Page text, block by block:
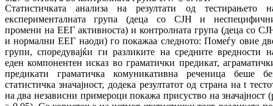
Статистичката анализа на резултати од тестирањето
експерименталната група (деца со СЈН и
промени на ЕЕГ активноста) и контролната група (деца со
и нормални ЕЕГ наоди) го покажаа след­но­то: Помеѓу овие
групи, споредувајќи ги разликите на средните вредности
еден компонентен исказ во граматички предикат, агра
предикати граматичка комуникативна реченица беше
статистичка значајност, додека резултатот од страна наt тес
на два независни примероци покажа присуство на значајност (